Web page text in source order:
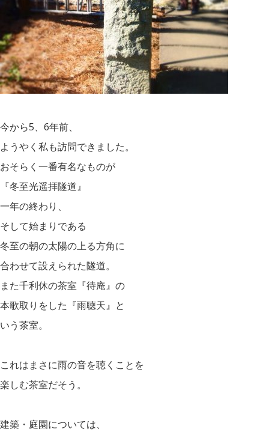
今から5、6年前、
ようやく私も訪問できました。
おそらく一番有名なものが
『冬至光遥拝隧道』
一年の終わり、
そして始まりである
冬至の朝の太陽の上る方角に
合わせて設えられた隧道。
また千利休の茶室『待庵』の
本歌取りをした『雨聴天』と
いう茶室。
これはまさに雨の音を聴くことを
楽しむ茶室だそう。
建築・庭園については、